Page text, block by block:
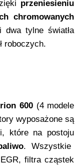
przeniesieniu
chromowanych
dwa tylne światła
roboczych.
600(4 modele
wyposażone są
które na postoju
. Wszystkie
filtra cząstek